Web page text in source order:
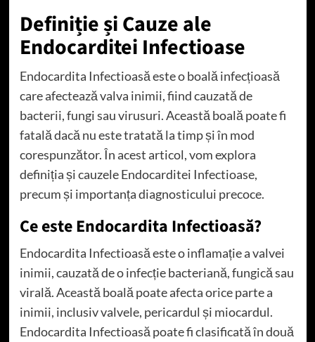
Definiție și Cauze ale
Endocarditei Infectioase
Endocardita Infectioasă este o boală infecțioasă
care afectează valva inimii, fiind cauzată de
bacterii, fungi sau virusuri. Această boală poate fi
fatală dacă nu este tratată la timp și în mod
corespunzător. În acest articol, vom explora
definiția și cauzele Endocarditei Infectioase,
precum și importanța diagnosticului precoce.
Ce este Endocardita Infectioasă?
Endocardita Infectioasă este o inflamație a valvei
inimii, cauzată de o infecție bacteriană, fungică sau
virală. Această boală poate afecta orice parte a
inimii, inclusiv valvele, pericardul și miocardul.
Endocardita Infectioasă poate fi clasificată în două